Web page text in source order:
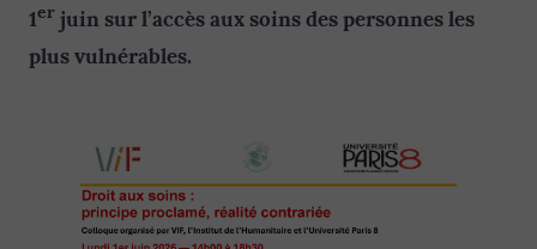
1er juin sur l’accès aux soins des personnes les
plus vulnérables.